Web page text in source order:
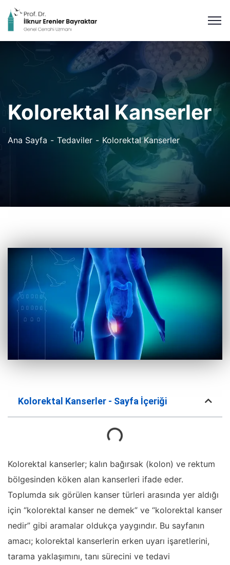
Kolorektal Kanserler
Ana Sayfa Tedaviler Kolorektal Kanserler
Kolorektal Kanserler - Sayfa İçeriği
Kolorektal kanserler; kalın bağırsak (kolon) ve rektum
bölgesinden köken alan kanserleri ifade eder.
Toplumda sık görülen kanser türleri arasında yer aldığı
için “kolorektal kanser ne demek” ve “kolorektal kanser
nedir” gibi aramalar oldukça yaygındır. Bu sayfanın
amacı; kolorektal kanserlerin erken uyarı işaretlerini,
tarama yaklaşımını, tanı sürecini ve tedavi